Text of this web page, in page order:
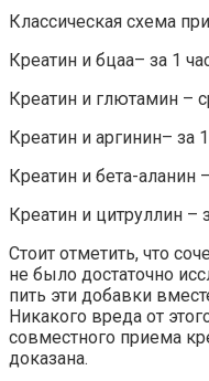
Классическая схема
Креатин и бцаа– за 1
Креатин и глютамин –
Креатин и аргинин– за
Креатин и бета-аланин
Креатин и цитруллин –
Стоит отметить, что
не было достаточно
пить эти добавки
Никакого вреда от
совместного приема
доказана.